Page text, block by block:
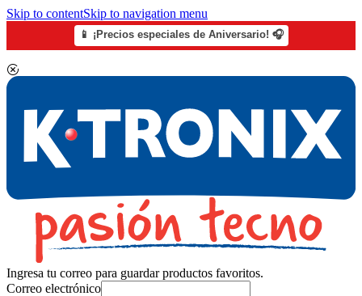
Skip to contentSkip to navigation menu
📱 ¡Precios especiales de Aniversario! 🎧
Ingresa tu correo para guardar productos favoritos.
Correo electrónico